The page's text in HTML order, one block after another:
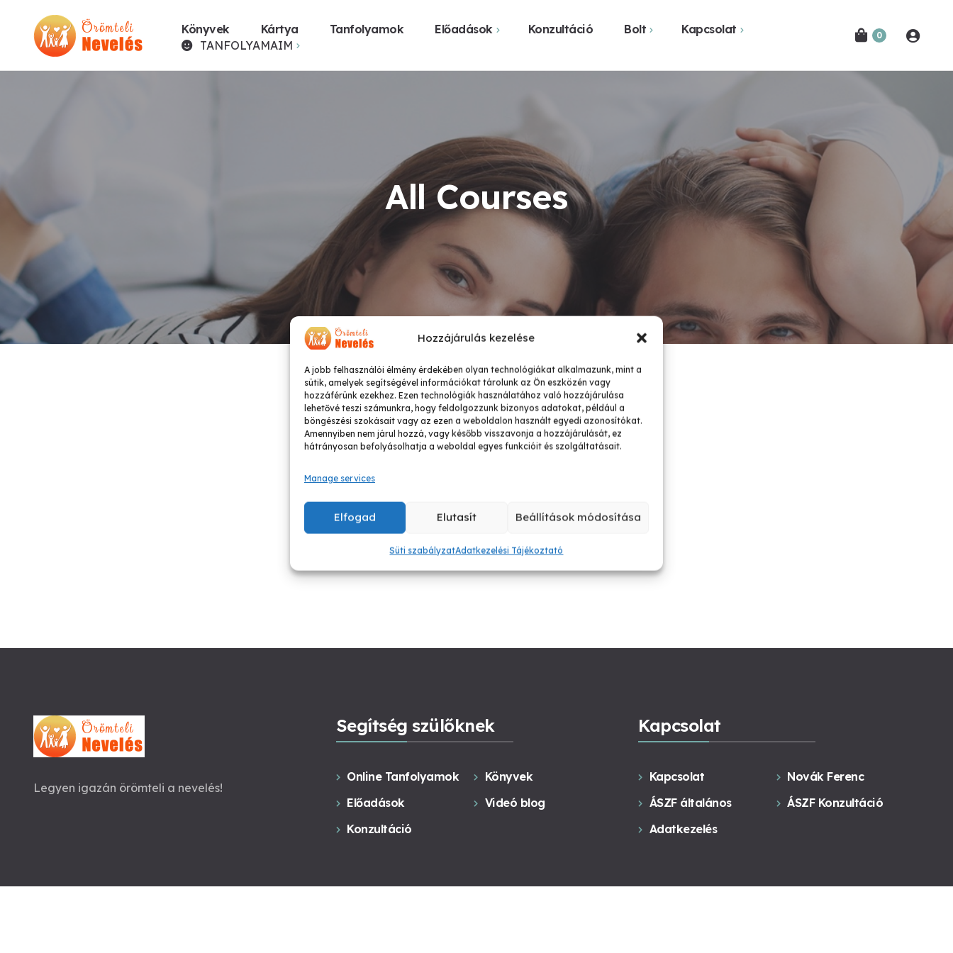
Hozzájárulás kezelése
A jobb felhasználói élmény érdekében olyan technológiákat alkalmazunk, mint a
sütik, amelyek segítségével információkat tárolunk az Ön eszközén vagy
hozzáférünk ezekhez. Ezen technológiák használatához való hozzájárulása
lehetővé teszi számunkra, hogy feldolgozzunk bizonyos adatokat, például a
böngészési szokásait vagy az ezen a weboldalon használt egyedi azonosítókat.
Amennyiben nem járul hozzá, vagy később visszavonja a hozzájárulását, ez
hátrányosan befolyásolhatja a weboldal egyes funkcióit és szolgáltatásait.
Manage services
Elfogad Elutasít Beállítások módosítása
Süti szabályzatAdatkezelési Tájékoztató
Könyvek Kártya Tanfolyamok Előadások
Legyen előadás a
városomban
Konzultáció Bolt
Webshop
Kapcsolat
TANFOLYAMAIM
0
All Courses
Legyen igazán örömteli a nevelés!
Segítség szülőknek
Online Tanfolyamok
Könyvek
Előadások
Videó blog
Konzultáció
Kapcsolat
Kapcsolat
Novák Ferenc
ÁSZF általános
ÁSZF Konzultáció
Adatkezelés